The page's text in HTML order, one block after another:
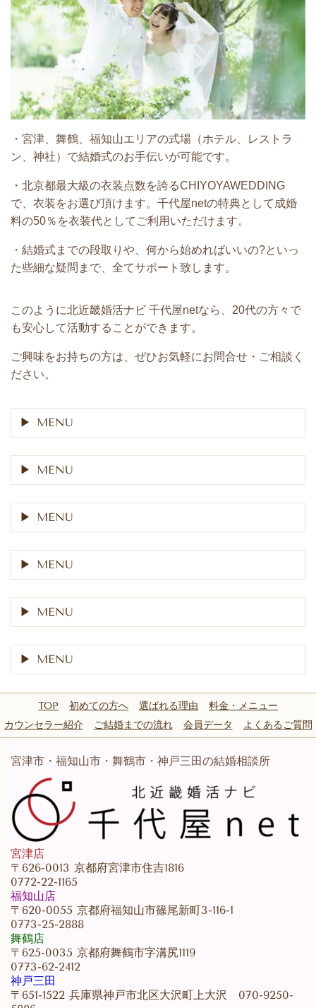
・宮津、舞鶴、福知山エリアの式場（ホテル、レストラ
ン、神社）で結婚式のお手伝いが可能です。
・北京都最大級の衣装点数を誇るCHIYOYAWEDDING
で、衣装をお選び頂けます。千代屋netの特典として成婚
料の50％を衣装代としてご利用いただけます。
・結婚式までの段取りや、何から始めればいいの?といっ
た些細な疑問まで、全てサポート致します。
このように北近畿婚活ナビ 千代屋netなら、20代の方々で
も安心して活動することができます。
ご興味をお持ちの方は、ぜひお気軽にお問合せ・ご相談く
ださい。
MENU
MENU
MENU
MENU
MENU
MENU
TOP 初めての方へ 選ばれる理由
料金・メニュー
カウンセラー紹介
ご結婚までの流れ 会員データ よくあるご質問
宮津市・福知山市・舞鶴市・神戸三田の結婚相談所
宮津店
〒626-0013 京都府宮津市住吉1816
0772-22-1165
福知山店
〒620-0055 京都府福知山市篠尾新町3-116-1
0773-25-2888
舞鶴店
〒625-0035 京都府舞鶴市字溝尻1119
0773-62-2412
神戸三田
〒651-1522 兵庫県神戸市北区大沢町上大沢 070-9250-